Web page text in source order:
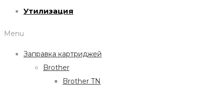
Утилизация
Menu
Заправка картриджей
Brother
Brother TN